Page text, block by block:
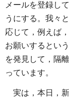
メールを登録し
うにする。我々
応じて，例えば
お願いするとい
を発見して，隔
っています。
実は，本日，新